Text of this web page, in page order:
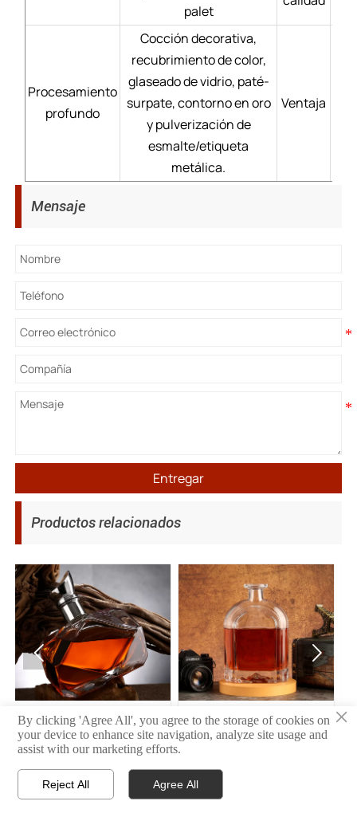
palet
Procesamiento
profundo
Cocción decorativa,
recubrimiento de color,
glaseado de vidrio, paté-
surpate, contorno en oro
y pulverización de
esmalte/etiqueta
metálica.
Ventaja
Mensaje
Entregar
Productos relacionados
11 10
 
 
×
By clicking 'Agree All', you agree to the storage of cookies on
your device to enhance site navigation, analyze site usage and
assist with our marketing efforts.
Reject All Agree All